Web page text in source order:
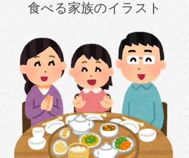
食べる家族のイラスト